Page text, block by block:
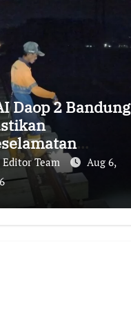
Daop 2 Bandung
Kereta
Pasca Gempa
Jalur
Editor Team
Aug 6,